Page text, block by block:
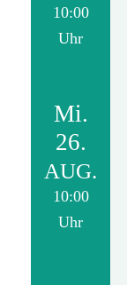
10:00
Uhr
Mi.
26.
AUG.
10:00
Uhr